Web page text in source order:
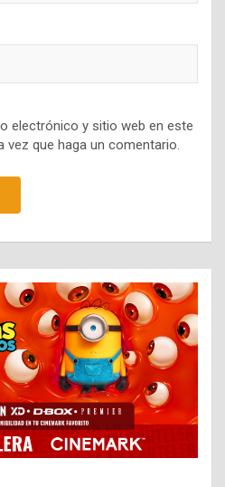
electrónico y sitio web en este
vez que haga un comentario.